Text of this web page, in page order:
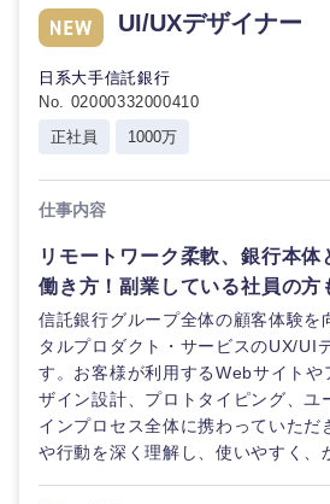
長崎県
大分県
鹿児島県
UI/UXデザイナー
日系大手信託銀行
No. 02000332000410
正社員
1000万
仕事内容
リモートワーク柔軟、銀行本体
働き方！副業している社員の方
信託銀行グループ全体の顧客体験を
タルプロダクト・サービスのUX/UI
す。お客様が利用するWebサイト
ザイン設計、プロトタイピング、ユ
インプロセス全体に携わっていただ
や行動を深く理解し、使いやすく、